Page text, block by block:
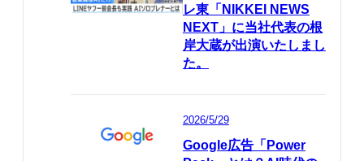
レ東「NIKKEI NEWS
NEXT」に当社代表の根
岸大蔵が出演いたしまし
た。
2026/5/29
Google広告「Power